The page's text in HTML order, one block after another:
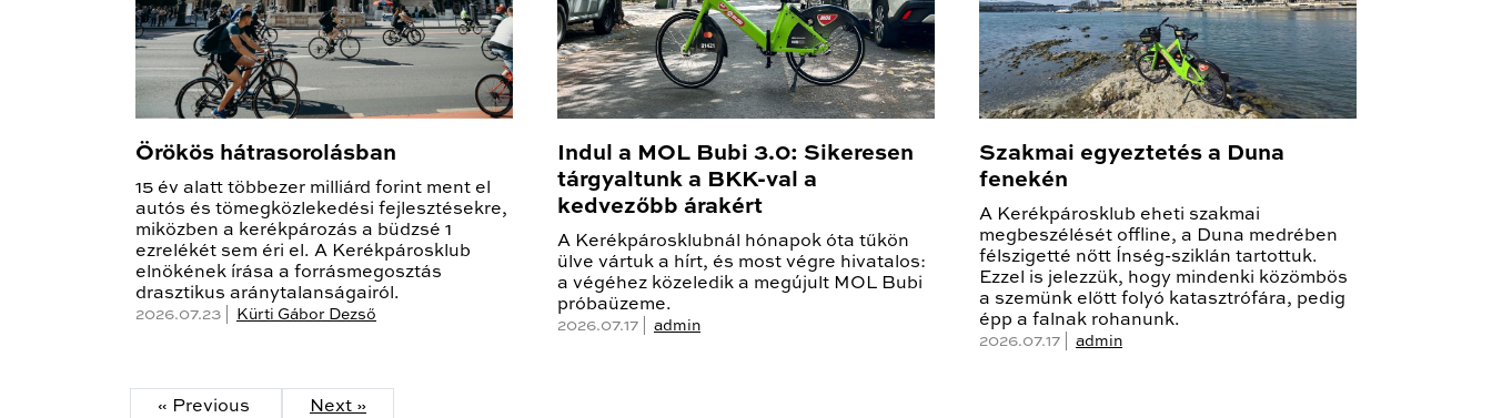
Örökös hátrasorolásban
15 év alatt többezer milliárd forint ment el
autós és tömegközlekedési fejlesztésekre,
miközben a kerékpározás a büdzsé 1
ezrelékét sem éri el. A Kerékpárosklub
elnökének írása a forrásmegosztás
drasztikus aránytalanságairól.
2026.07.23 | Kürti Gábor Dezső
Indul a MOL Bubi 3.0: Sikeresen
tárgyaltunk a BKK-val a
kedvezőbb árakért
A Kerékpárosklubnál hónapok óta tűkön
ülve vártuk a hírt, és most végre hivatalos:
a végéhez közeledik a megújult MOL Bubi
próbaüzeme.
2026.07.17 | admin
Szakmai egyeztetés a Duna
fenekén
A Kerékpárosklub eheti szakmai
megbeszélését offline, a Duna medrében
félszigetté nőtt Ínség-sziklán tartottuk.
Ezzel is jelezzük, hogy mindenki közömbös
a szemünk előtt folyó katasztrófára, pedig
épp a falnak rohanunk.
2026.07.17 | admin
« Previous Next »